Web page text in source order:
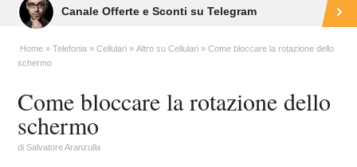
Canale Offerte e Sconti su Telegram
Home Telefonia Cellulari Altro su Cellulari
Come bloccare la rotazione dello
schermo
Come bloccare la rotazione dello
schermo
diSalvatore Aranzulla